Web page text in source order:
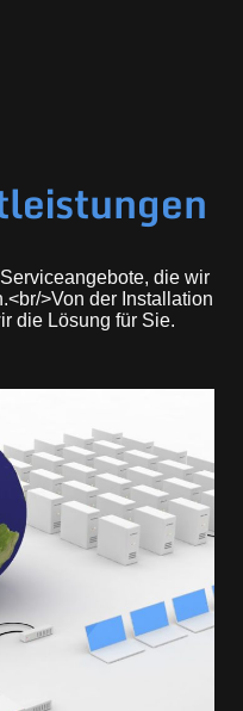
die wir
>Von der Installation
die Lösung für Sie.